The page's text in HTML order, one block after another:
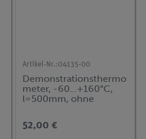
Artikel-Nr.:04135-00
Demonstrationsthermo
meter, -60...+160°C,
l=500mm, ohne
52,00 €